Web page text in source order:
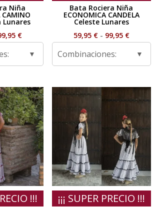
Niña
CAMINO
€Rango
59,95 €
hasta
99,95 €
Bata Rociera Niña
ECONOMICA CANDELA
Celeste Lunares
59,95 € - 99,95 €Rango
59,95 €
hasta
99,95 €
Combinaciones:
!!! ¡¡¡ SUPER PRECIO !!!